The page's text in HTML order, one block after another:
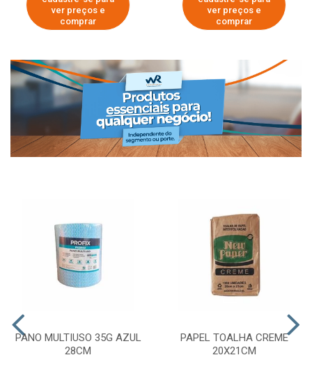
ver preços e
comprar
ver preços e
comprar
PANO MULTIUSO 35G AZUL
28CM
PAPEL TOALHA CREME
20X21CM